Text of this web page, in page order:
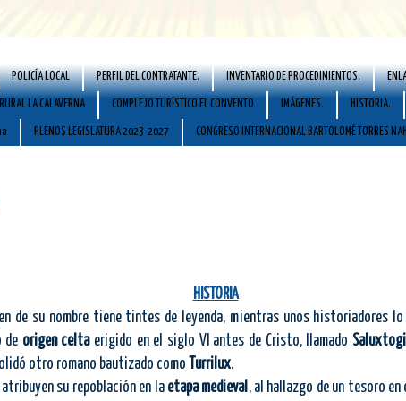
POLICÍA LOCAL PERFIL DEL CONTRATANTE. INVENTARIO DE PROCEDIMIENTOS.
LA CALAVERNA COMPLEJO TURÍSTICO EL CONVENTO IMÁGENES. HISTORIA.
PLENOS LEGISLATURA 2023-2027 CONGRESO INTERNACIONAL BARTOLOMÉ TORRES
HISTORIA
su nombre tiene tintes de leyenda, mientras unos historiadores lo
de origen celtaerigido en el siglo VI antes de Cristo, llamado Saluxtogi
otro romano bautizado como Turrilux.
su repoblación en la etapa medieval, al hallazgo de un tesoro